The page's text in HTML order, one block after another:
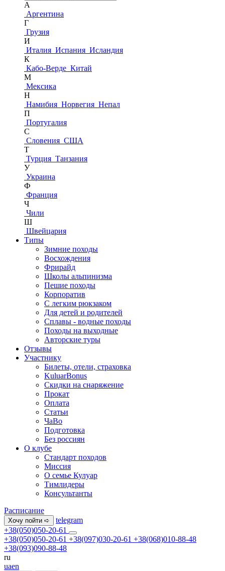
А
Аргентина
Г
Грузия
И
Италия Испания Исландия
К
Кабо-Верде Китай
М
Мексика
Н
Намибия Норвегия Непал
П
Португалия
С
Словения США
Т
Турция Танзания
У
Украина
Ф
Франция
Ч
Чили
Ш
Швейцария
Типы
Зимние походы
Восхождения
Фрирайд
Школы альпинизма
Пешие походы
Корпоратив
С легким рюкзаком
Для детей и родителей
Сплавы - водные походы
Походы на выходные
Авторские туры
Отзывы
Участнику
Билеты, отели, страховка
KuluarBonus
Скидки на снаряжение
Прокат
Оплата
Статьи
ЧаВо
Подготовка
Без россиян
О клубе
Стандарт походов
Миссия
О семье Кулуар
Тимлидеры
Консультанты
Расписание
Хочу пойти ➪
telegram
+38(050)050-20-61
+38(050)050-20-61 +38(097)030-20-61 +38(068)010-88-48
+38(093)090-88-48
ru
uaen